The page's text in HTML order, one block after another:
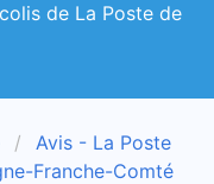
de La Poste de
Avis - La Poste
Franche-Comté